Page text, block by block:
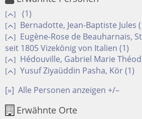
[ ] (1)
[ ] Bernadotte, Jean-Baptiste Jules
[ ] Eugène-Rose de Beauharnais,
seit 1805 Vizekönig von Italien (1)
[ ] Hédouville, Gabriel Marie
[ ] Yusuf Ziyaüddin Pasha, Kör (1)
[»] Alle Personen anzeigen +/–
Erwähnte Orte